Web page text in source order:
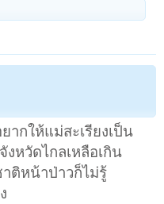
ากให้แม่สะเรียงเป็น
งหวัดไกลเหลือเกิน
ติหน้าป่าวก็ไม่รู้